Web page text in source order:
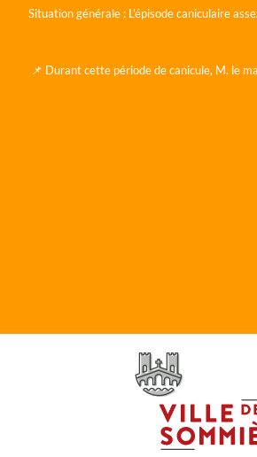
Situation générale : L'épisode caniculaire
📌 Durant cette période de canicule, M. le